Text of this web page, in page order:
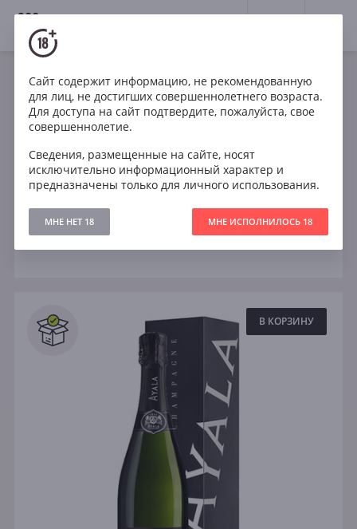
18+
Розовое Белое Италия
Полусухое
Фильтры
Все В КОРЗИНУ
Сайт содержит информацию, не рекомендованную
для лиц, не достигших совершеннолетнего возраста.
Для доступа на сайт подтвердите, пожалуйста, свое
совершеннолетие.
Сведения, размещенные на сайте, носят
исключительно информационный характер и
предназначены только для личного использования.
МНЕ НЕТ 18 МНЕ ИСПОЛНИЛОСЬ 18